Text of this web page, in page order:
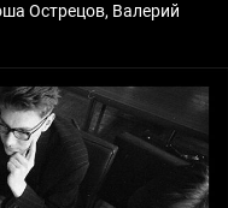
Острецов, Валерий